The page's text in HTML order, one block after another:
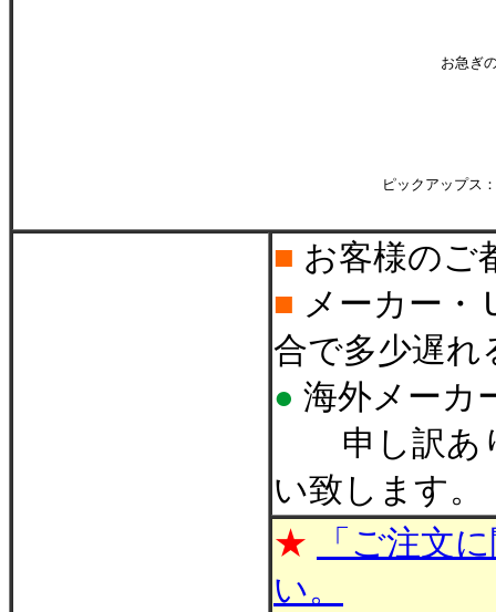
お急ぎ
ピックアップス
■ お客様のご
■ メーカー・
合で多少遅れ
● 海外メーカ
申し訳あり
い致します。
★
「ご注文
い。